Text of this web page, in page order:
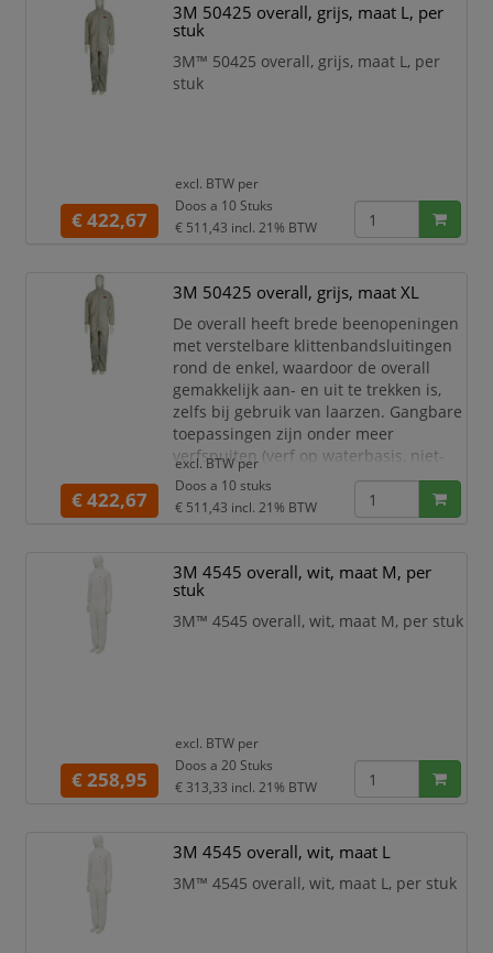
De 3M™ Herbruikbare spuitoverall
50425 beschermt d
3M 50425 overall, grijs, maat L, per
stuk
3M™ 50425 overall, grijs, maat L, per
stuk
€ 422,67
excl. BTW per
Doos a 10 Stuks
€ 511,43 incl. 21% BTW
3M 50425 overall, grijs, maat XL
De overall heeft brede beenopeningen
met verstelbare klittenbandsluitingen
rond de enkel, waardoor de overall
gemakkelijk aan- en uit te trekken is,
zelfs bij gebruik van laarzen. Gangbare
toepassingen zijn onder meer
verfspuiten (verf op waterbasis, niet-
gevaarlijk), afstoffen, schuren,
algemene carrosserie- en mechanische
werkzaamheden en voorbereiding,
De 3M™ Herbruikbare spuitoverall
50425 beschermt d
€ 422,67
excl. BTW per
Doos a 10 stuks
€ 511,43 incl. 21% BTW
3M 4545 overall, wit, maat M, per
stuk
3M™ 4545 overall, wit, maat M, per stuk
€ 258,95
excl. BTW per
Doos a 20 Stuks
€ 313,33 incl. 21% BTW
3M 4545 overall, wit, maat L
3M™ 4545 overall, wit, maat L, per stuk